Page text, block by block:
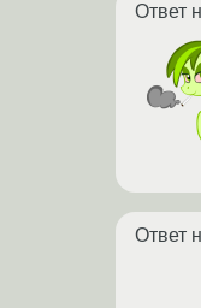
Ответ
Ответ